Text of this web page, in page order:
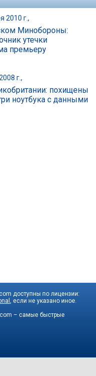
2010 г.,
Минобороны:
утечки
премьеру
г.,
похищены
ноутбука с данными
доступны по лицензии:
, если не указано иное.
– самые быстрые